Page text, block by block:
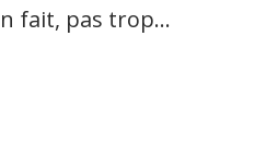
fait, pas trop…